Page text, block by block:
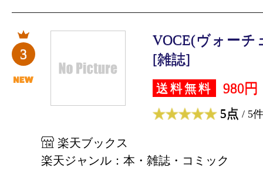
3
VOCE(ヴォーチ
[雑誌]
送料無料 980円
5点 / 5件
楽天ブックス
楽天ジャンル：本・雑誌・コミック